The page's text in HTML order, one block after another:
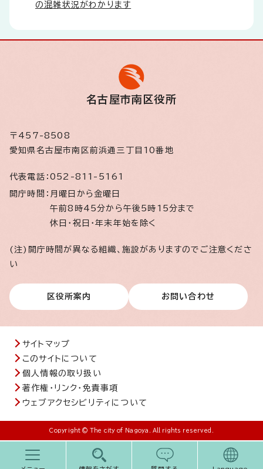
の混雑状況がわかります
名古屋市南区役所
〒457-8508
愛知県名古屋市南区前浜通三丁目10番地
代表電話： 052-811-5161
開庁時間： 月曜日から金曜日
午前8時45分から午後5時15分まで
休日・祝日・年末年始を除く
(注)開庁時間が異なる組織、施設がありますのでご注意くださ
い
区役所案内 お問い合わせ
サイトマップ
このサイトについて
個人情報の取り扱い
著作権・リンク・免責事項
ウェブアクセシビリティについて
Copyright © The city of Nagoya. All rights reserved.